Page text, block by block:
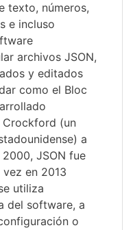
texto, números,
e incluso
archivos JSON,
y editados
como el Bloc
Crockford (un
a
JSON fue
en 2013
utiliza
del software, a
o